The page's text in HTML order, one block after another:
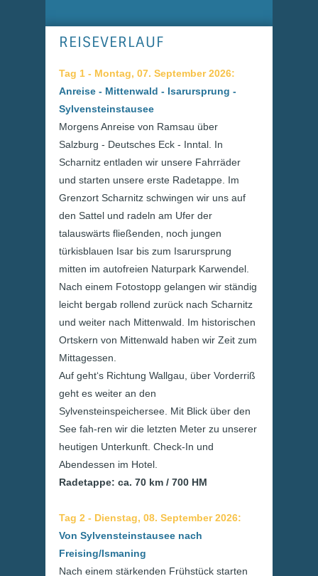
REISEVERLAUF
Tag 1 - Montag, 07. September 2026:
Anreise - Mittenwald - Isarursprung -
Sylvensteinstausee
Morgens Anreise von Ramsau über
Salzburg - Deutsches Eck - Inntal. In
Scharnitz entladen wir unsere Fahrräder
und starten unsere erste Radetappe. Im
Grenzort Scharnitz schwingen wir uns auf
den Sattel und radeln am Ufer der
talauswärts fließenden, noch jungen
türkisblauen Isar bis zum Isarursprung
mitten im autofreien Naturpark Karwendel.
Nach einem Fotostopp gelangen wir ständig
leicht bergab rollend zurück nach Scharnitz
und weiter nach Mittenwald. Im historischen
Ortskern von Mittenwald haben wir Zeit zum
Mittagessen.
Auf geht‘s Richtung Wallgau, über Vorderriß
geht es weiter an den
Sylvensteinspeichersee. Mit Blick über den
See fah-ren wir die letzten Meter zu unserer
heutigen Unterkunft. Check-In und
Abendessen im Hotel.
Radetappe: ca. 70 km / 700 HM
Tag 2 - Dienstag, 08. September 2026:
Von Sylvensteinstausee nach
Freising/Ismaning
Nach einem stärkenden Frühstück starten